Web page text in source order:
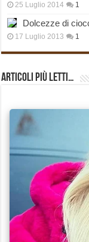
25 Luglio 2014 1
Dolcezze di
17 Luglio 2013 1
Articoli più Letti…